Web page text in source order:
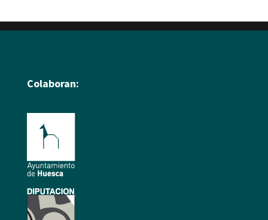
Colaboran: